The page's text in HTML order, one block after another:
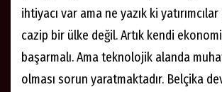
ihtiyacı var ama ne yazık ki
cazip bir ülke değil. Artık kendi
başarmalı. Ama teknolojik alanda
olması sorun yaratmaktadır. Belçika